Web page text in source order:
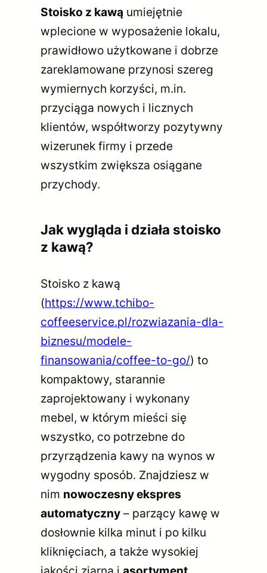
Stoisko z kawą umiejętnie
wplecione w wyposażenie lokalu,
prawidłowo użytkowane i dobrze
zareklamowane przynosi szereg
wymiernych korzyści, m.in.
przyciąga nowych i licznych
klientów, współtworzy pozytywny
wizerunek firmy i przede
wszystkim zwiększa osiągane
przychody.
Jak wygląda i działa stoisko
z kawą?
Stoisko z kawą
(https://www.tchibo-
coffeeservice.pl/rozwiazania-dla-
biznesu/modele-
finansowania/coffee-to-go/) to
kompaktowy, starannie
zaprojektowany i wykonany
mebel, w którym mieści się
wszystko, co potrzebne do
przyrządzenia kawy na wynos w
wygodny sposób. Znajdziesz w
nim nowoczesny ekspres
automatyczny – parzący kawę w
dosłownie kilka minut i po kilku
kliknięciach, a także wysokiej